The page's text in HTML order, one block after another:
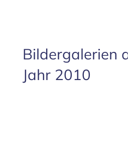
Bildergalerien
Jahr 2010